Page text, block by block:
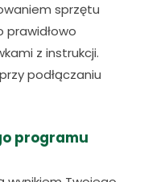
sprzętu
prawidłowo
z instrukcji.
podłączaniu
programu